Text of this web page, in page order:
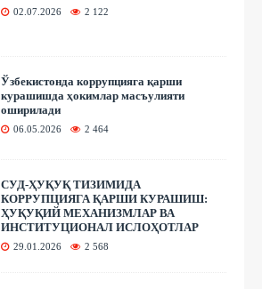
02.07.2026 2 122
Ўзбекистонда коррупцияга қарши
курашишда ҳокимлар масъулияти
оширилади
06.05.2026 2 464
СУД-ҲУҚУҚ ТИЗИМИДА
КОРРУПЦИЯГА ҚАРШИ КУРАШИШ:
ҲУҚУҚИЙ МЕХАНИЗМЛАР ВА
ИНСТИТУЦИОНАЛ ИСЛОҲОТЛАР
29.01.2026 2 568